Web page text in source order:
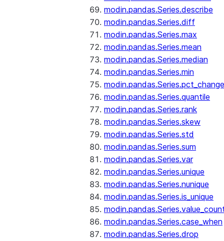
modin.pandas.Series.describe
modin.pandas.Series.diff
modin.pandas.Series.max
modin.pandas.Series.mean
modin.pandas.Series.median
modin.pandas.Series.min
modin.pandas.Series.pct_change
modin.pandas.Series.quantile
modin.pandas.Series.rank
modin.pandas.Series.skew
modin.pandas.Series.std
modin.pandas.Series.sum
modin.pandas.Series.var
modin.pandas.Series.unique
modin.pandas.Series.nunique
modin.pandas.Series.is_unique
modin.pandas.Series.case_when
modin.pandas.Series.drop